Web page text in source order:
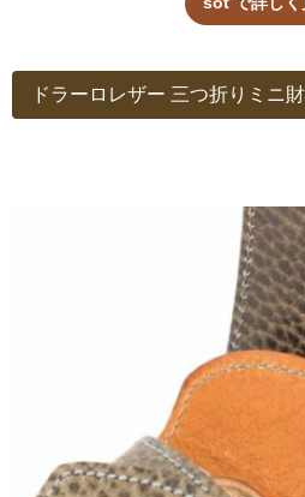
ドラーロレザー 三つ折りミニ